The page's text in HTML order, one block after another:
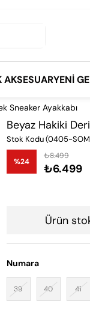
AKSESUARYENI
Sneaker Ayakkabı
Beyaz Hakiki
Stok Kodu(0405-SOM
%24
İndirim
₺8.499
₺6.499
Ürün
Numara
39 40 41